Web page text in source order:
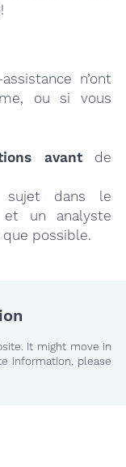
n’ont
ou si vous
avantde
sujet dans le
un analyste
possible.
It might move in
information, please